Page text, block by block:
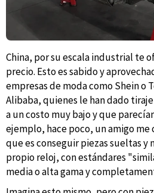
China, por su escala industrial te
precio. Esto es sabido y
empresas de moda como Shein o
Alibaba, quienes le han dado
a un costo muy bajo y que
ejemplo, hace poco, un amigo
que es conseguir piezas sueltas y
propio reloj, con estándares
media o alta gama y